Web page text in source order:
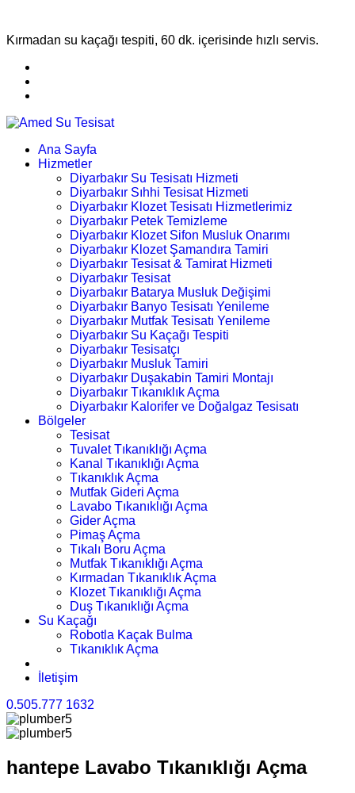
Kırmadan su kaçağı tespiti, 60 dk. içerisinde hızlı servis.
Ana Sayfa
Hizmetler
Diyarbakır Su Tesisatı Hizmeti
Diyarbakır Sıhhi Tesisat Hizmeti
Diyarbakır Klozet Tesisatı Hizmetlerimiz
Diyarbakır Petek Temizleme
Diyarbakır Klozet Sifon Musluk Onarımı
Diyarbakır Klozet Şamandıra Tamiri
Diyarbakır Tesisat & Tamirat Hizmeti
Diyarbakır Tesisat
Diyarbakır Batarya Musluk Değişimi
Diyarbakır Banyo Tesisatı Yenileme
Diyarbakır Mutfak Tesisatı Yenileme
Diyarbakır Su Kaçağı Tespiti
Diyarbakır Tesisatçı
Diyarbakır Musluk Tamiri
Diyarbakır Duşakabin Tamiri Montajı
Diyarbakır Tıkanıklık Açma
Diyarbakır Kalorifer ve Doğalgaz Tesisatı
Bölgeler
Tesisat
Tuvalet Tıkanıklığı Açma
Kanal Tıkanıklığı Açma
Tıkanıklık Açma
Mutfak Gideri Açma
Lavabo Tıkanıklığı Açma
Gider Açma
Pimaş Açma
Tıkalı Boru Açma
Mutfak Tıkanıklığı Açma
Kırmadan Tıkanıklık Açma
Klozet Tıkanıklığı Açma
Duş Tıkanıklığı Açma
Su Kaçağı
Robotla Kaçak Bulma
Tıkanıklık Açma
İletişim
0.505.777 1632
hantepe Lavabo Tıkanıklığı Açma